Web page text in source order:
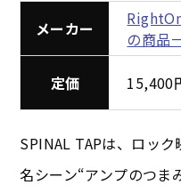
メーカー
の商品
定価 15,400
SPINAL TAPは、ロッ
名シーン“アンプのつま